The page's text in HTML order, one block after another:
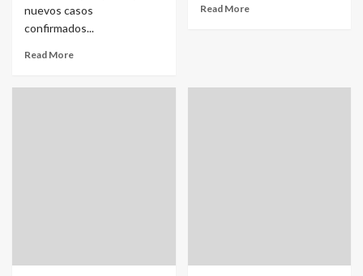
nuevos casos
confirmados...
Read More
Read More